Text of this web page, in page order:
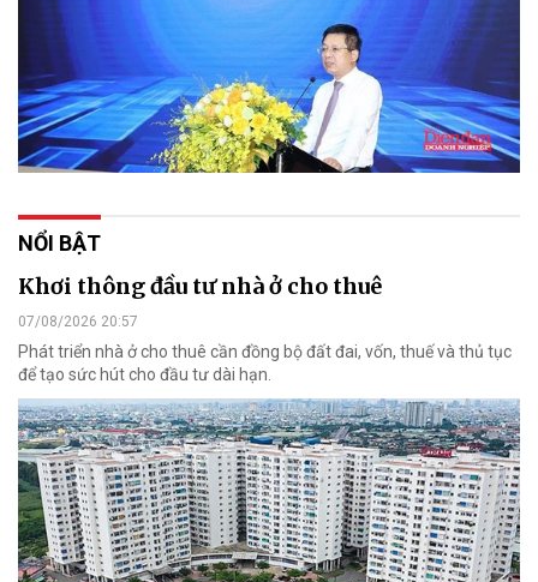
NỔI BẬT
Khơi thông đầu tư nhà ở cho thuê
07/08/2026 20:57
Phát triển nhà ở cho thuê cần đồng bộ đất đai, vốn, thuế và thủ tục
để tạo sức hút cho đầu tư dài hạn.